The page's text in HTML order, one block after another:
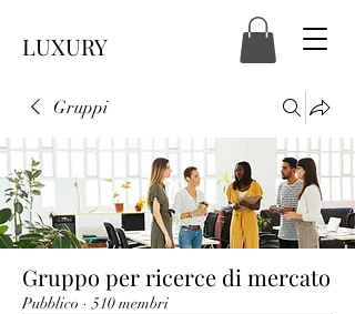
LUXURY
Gruppi
Gruppo per ricerce di mercato
Pubblico · 510 membri